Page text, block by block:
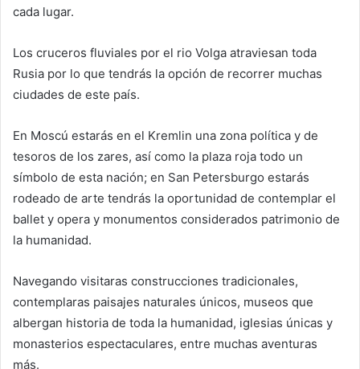
cada lugar.
Los cruceros fluviales por el rio Volga atraviesan toda
Rusia por lo que tendrás la opción de recorrer muchas
ciudades de este país.
En Moscú estarás en el Kremlin una zona política y de
tesoros de los zares, así como la plaza roja todo un
símbolo de esta nación; en San Petersburgo estarás
rodeado de arte tendrás la oportunidad de contemplar el
ballet y opera y monumentos considerados patrimonio de
la humanidad.
Navegando visitaras construcciones tradicionales,
contemplaras paisajes naturales únicos, museos que
albergan historia de toda la humanidad, iglesias únicas y
monasterios espectaculares, entre muchas aventuras
más.